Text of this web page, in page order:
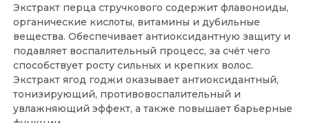
Экстракт перца стручкового содержит флавоноиды,
органические кислоты, витамины и дубильные
вещества. Обеспечивает антиоксидантную защиту и
подавляет воспалительный процесс, за счёт чего
способствует росту сильных и крепких волос.
Экстракт ягод годжи оказывает антиоксидантный,
тонизирующий, противовоспалительный и
увлажняющий эффект, а также повышает барьерные